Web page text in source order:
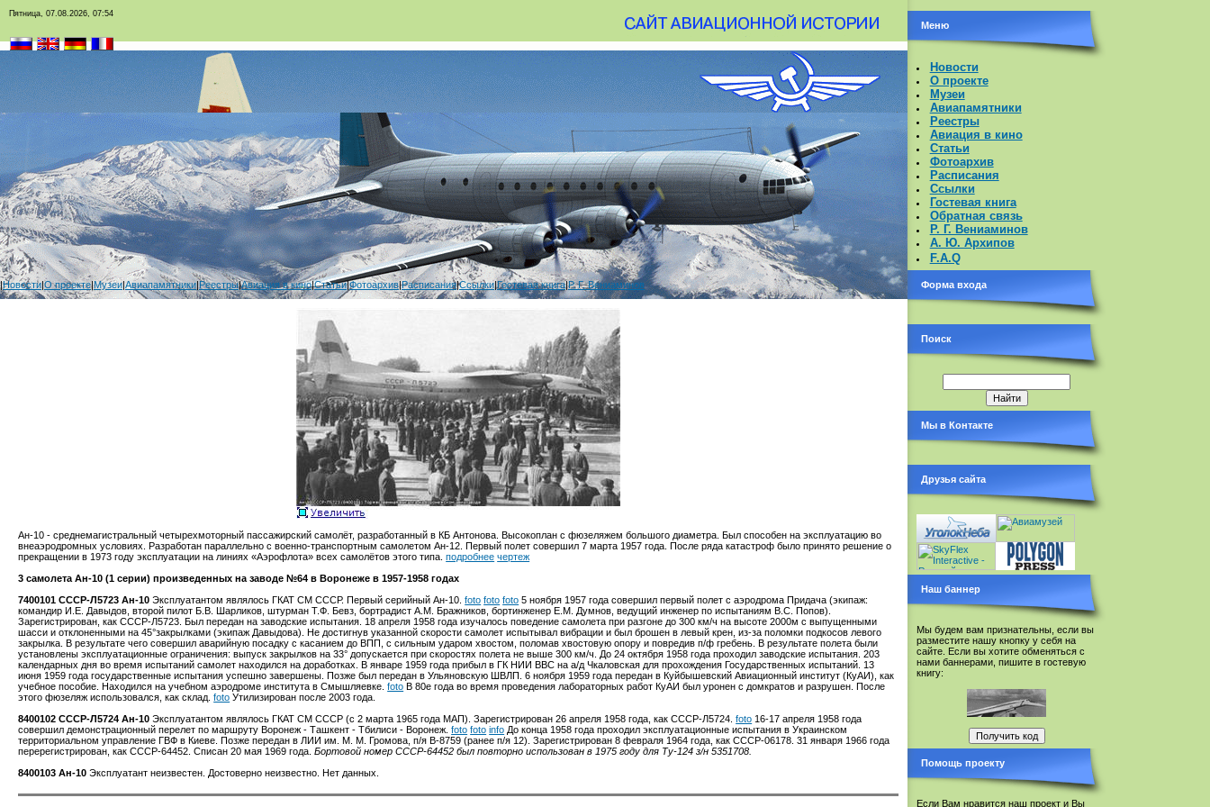
Пятница, 07.08.2026, 07:54
|Новости|О проекте|Музеи|Авиапамятники|Реестры|Авиация в кино|Статьи|Фотоархив|Расписания|Ссылки|Гостевая книга|Р. Г. Вениаминов
Ан-10 - среднемагистральный четырехмоторный пассажирский самолёт, разработанный в КБ Антонова. Высокоплан с фюзеляжем большого диаметра. Был способен на эксплуатацию во
внеаэродромных условиях. Разработан параллельно с военно-транспортным самолетом Ан-12. Первый полет совершил 7 марта 1957 года. После ряда катастроф было принято решение о
прекращении в 1973 году эксплуатации на линиях «Аэрофлота» всех самолётов этого типа.подробнее чертеж
3 самолета Ан-10 (1 серии) произведенных на заводе №64 в Воронеже в 1957-1958 годах
7400101 СССР-Л5723 Ан-10Эксплуатантом являлось ГКАТ СМ СССР. Первый серийный Ан-10.foto foto foto 5 ноября 1957 года совершил первый полет с аэродрома Придача (экипаж:
командир И.Е. Давыдов, второй пилот Б.В. Шарликов, штурман Т.Ф. Бевз, бортрадист А.М. Бражников, бортинженер Е.М. Думнов, ведущий инженер по испытаниям В.С. Попов).
Зарегистрирован, как СССР-Л5723. Был передан на заводские испытания. 18 апреля 1958 года изучалось поведение самолета при разгоне до 300 км/ч на высоте 2000м с выпущенными
шасси и отклоненными на 45°закрылками (экипаж Давыдова). Не достигнув указанной скорости самолет испытывал вибрации и был брошен в левый крен, из-за поломки подкосов левого
закрылка. В результате чего совершил аварийную посадку с касанием до ВПП, с сильным ударом хвостом, поломав хвостовую опору и повредив п/ф гребень. В результате полета были
установлены эксплуатационные ограничения: выпуск закрылков на 33° допускается при скоростях полета не выше 300 км/ч. До 24 октября 1958 года проходил заводские испытания. 203
календарных дня во время испытаний самолет находился на доработках. В январе 1959 года прибыл в ГК НИИ ВВС на а/д Чкаловская для прохождения Государственных испытаний. 13
июня 1959 года государственные испытания успешно завершены. Позже был передан в Ульяновскую ШВЛП. 6 ноября 1959 года передан в Куйбышевский Авиационный институт (КуАИ), как
учебное пособие. Находился на учебном аэродроме института в Смышляевке.foto В 80е года во время проведения лабораторных работ КуАИ был уронен с домкратов и разрушен. После
этого фюзеляж использовался, как склад.foto Утилизирован после 2003 года.
8400102 СССР-Л5724 Ан-10Эксплуатантом являлось ГКАТ СМ СССР (с 2 марта 1965 года МАП). Зарегистрирован 26 апреля 1958 года, как СССР-Л5724.foto 16-17 апреля 1958 года
совершил демонстрационный перелет по маршруту Воронеж - Ташкент - Тбилиси - Воронеж.foto foto info До конца 1958 года проходил эксплуатационные испытания в Украинском
территориальном управление ГВФ в Киеве. Позже передан в ЛИИ им. М. М. Громова, п/я В-8759 (ранее п/я 12). Зарегистрирован 8 февраля 1964 года, как СССР-06178. 31 января 1966 года
перерегистрирован, как СССР-64452. Списан 20 мая 1969 года.Бортовой номер СССР-64452 был повторно использован в 1975 году для Ту-124 з/н 5351708.
8400103 Ан-10Эксплуатант неизвестен. Достоверно неизвестно. Нет данных.
Меню
Новости
О проекте
Музеи
Авиапамятники
Реестры
Авиация в кино
Статьи
Фотоархив
Расписания
Ссылки
Гостевая книга
Обратная связь
Р. Г. Вениаминов
А. Ю. Архипов
F.A.Q
Форма входа
Поиск
Мы в Контакте
Друзья сайта
Наш баннер
Мы будем вам признательны, если вы
разместите нашу кнопку у себя на
сайте. Если вы хотите обменяться с
нами баннерами, пишите в гостевую
книгу:
Помощь проекту
Если Вам нравится наш проект и Вы